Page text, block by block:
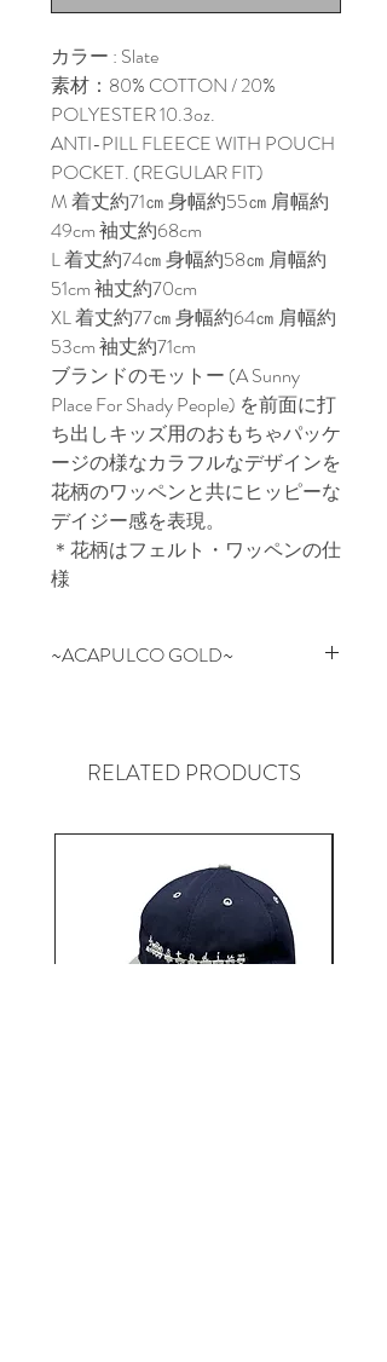
カラー : Slate
素材：80% COTTON / 20%
POLYESTER 10.3oz.
ANTI-PILL FLEECE WITH POUCH
POCKET. (REGULAR FIT)
M 着丈約71㎝ 身幅約55㎝ 肩幅約
49cm 袖丈約68cm
L 着丈約74㎝ 身幅約58㎝ 肩幅約
51cm 袖丈約70cm
XL 着丈約77㎝ 身幅約64㎝ 肩幅約
53cm 袖丈約71cm
ブランドのモットー (A Sunny
Place For Shady People) を前面に打
ち出しキッズ用のおもちゃパッケ
ージの様なカラフルなデザインを
花柄のワッペンと共にヒッピーな
デイジー感を表現。
＊花柄はフェルト・ワッペンの仕
様
~ACAPULCO GOLD~
タッフが2006年にスタートした
NEW YORK SOHO発のブランド
RELATED PRODUCTS